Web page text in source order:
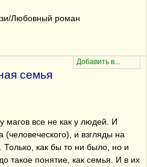
Любовный роман
семья
магов все не как у людей. И
и взгляды на
как бы то ни было, но и
такое понятие, как семья. И в их